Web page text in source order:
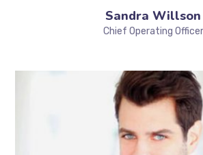
Sandra Willson
Chief Operating Officer